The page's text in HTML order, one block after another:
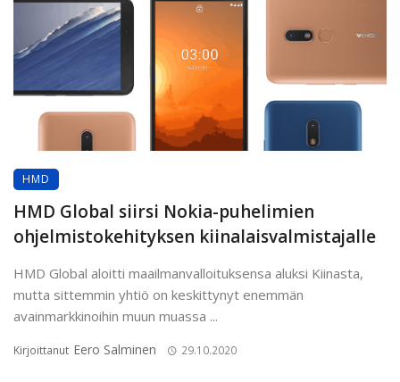
HMD
HMD Global siirsi Nokia-puhelimien
ohjelmistokehityksen kiinalaisvalmistajalle
HMD Global aloitti maailmanvalloituksensa aluksi Kiinasta,
mutta sittemmin yhtiö on keskittynyt enemmän
avainmarkkinoihin muun muassa ...
Kirjoittanut Eero Salminen 29.10.2020